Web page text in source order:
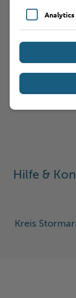
dritte Person
schriftliche
erforderlich.
ebenfalls
Hilfe &
Kreis
Analytics